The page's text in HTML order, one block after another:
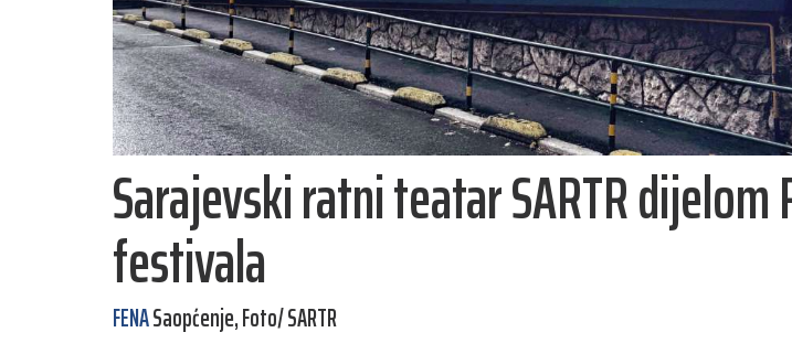
Sarajevski ratni teatar SARTR dijelom
festivala
FENASaopćenje, Foto/ SARTR